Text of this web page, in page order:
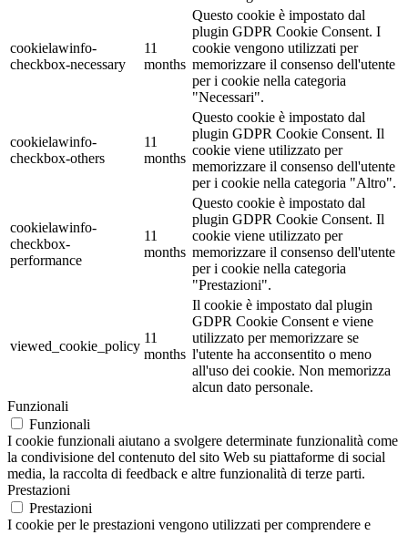
cookielawinfo-
checkbox-necessary
11
months
Questo cookie è impostato dal
plugin GDPR Cookie Consent. I
cookie vengono utilizzati per
memorizzare il consenso dell'utente
per i cookie nella categoria
"Necessari".
cookielawinfo-
checkbox-others
11
months
Questo cookie è impostato dal
plugin GDPR Cookie Consent. Il
cookie viene utilizzato per
memorizzare il consenso dell'utente
per i cookie nella categoria "Altro".
cookielawinfo-
checkbox-
performance
11
months
Questo cookie è impostato dal
plugin GDPR Cookie Consent. Il
cookie viene utilizzato per
memorizzare il consenso dell'utente
per i cookie nella categoria
"Prestazioni".
viewed_cookie_policy
11
months
Il cookie è impostato dal plugin
GDPR Cookie Consent e viene
utilizzato per memorizzare se
l'utente ha acconsentito o meno
all'uso dei cookie. Non memorizza
alcun dato personale.
Funzionali
Funzionali
I cookie funzionali aiutano a svolgere determinate funzionalità come
la condivisione del contenuto del sito Web su piattaforme di social
media, la raccolta di feedback e altre funzionalità di terze parti.
Prestazioni
Prestazioni
I cookie per le prestazioni vengono utilizzati per comprendere e